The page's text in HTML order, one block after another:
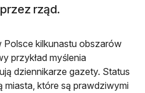
rząd.
kilkunastu obszarów
przykład myślenia
dziennikarze gazety. Status
miasta, które są prawdziwymi